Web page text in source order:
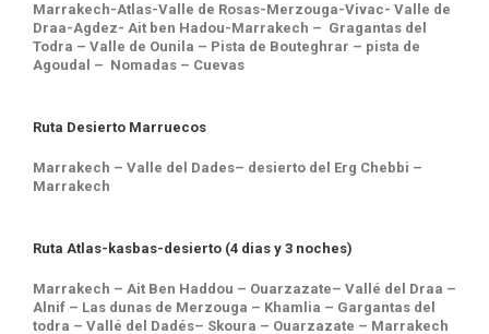
Marrakech-Atlas-Valle de Rosas-Merzouga-Vivac- Valle de
Draa-Agdez- Ait ben Hadou-Marrakech – Gragantas del
Todra – Valle de Ounila – Pista de Bouteghrar – pista de
Agoudal – Nomadas – Cuevas
Ruta Desierto Marruecos
Marrakech – Valle del Dades– desierto del Erg Chebbi –
Marrakech
Ruta Atlas-kasbas-desierto (4 dias y 3 noches)
Marrakech – Ait Ben Haddou – Ouarzazate– Vallé del Draa –
Alnif – Las dunas de Merzouga – Khamlia – Gargantas del
todra – Vallé del Dadés– Skoura – Ouarzazate – Marrakech